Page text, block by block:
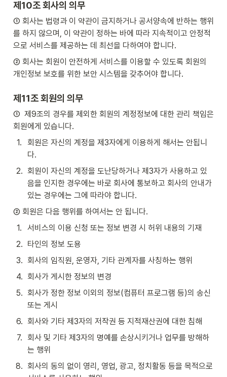
제10조 회사의 의무
① 회사는 법령과 이 약관이 금지하거나 공서양속에 반하는 행위
를 하지 않으며, 이 약관이 정하는 바에 따라 지속적이고 안정적
으로 서비스를 제공하는 데 최선을 다하여야 합니다.
② 회사는 회원이 안전하게 서비스를 이용할 수 있도록 회원의
개인정보 보호를 위한 보안 시스템을 갖추어야 합니다.
제11조 회원의 의무
①  제9조의 경우를 제외한 회원의 계정정보에 대한 관리 책임은
회원에게 있습니다.
1.
회원은 자신의 계정을 제3자에게 이용하게 해서는 안됩니
다.
2. 회원이 자신의 계정을 도난당하거나 제3자가 사용하고 있
음을 인지한 경우에는 바로 회사에 통보하고 회사의 안내가
있는 경우에는 그에 따라야 합니다.
② 회원은 다음 행위를 하여서는 안 됩니다.
1.
서비스의 이용 신청 또는 정보 변경 시 허위 내용의 기재
2. 타인의 정보 도용
3. 회사의 임직원, 운영자, 기타 관계자를 사칭하는 행위
4. 회사가 게시한 정보의 변경
5. 회사가 정한 정보 이외의 정보(컴퓨터 프로그램 등)의 송신
또는 게시
6. 회사와 기타 제3자의 저작권 등 지적재산권에 대한 침해
7. 회사 및 기타 제3자의 명예를 손상시키거나 업무를 방해하
는 행위
8. 회사의 동의 없이 영리, 영업, 광고, 정치활동 등을 목적으로